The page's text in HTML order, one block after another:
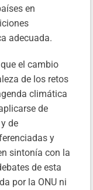
en
adecuada.
el cambio
de los retos
climática
de
de
y
sintonía con la
de esta
por la ONU ni